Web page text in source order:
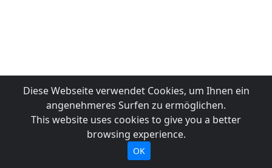
Diese Webseite verwendet Cookies, um Ihnen ein
angenehmeres Surfen zu ermöglichen.
This website uses cookies to give you a better
browsing experience.
OK